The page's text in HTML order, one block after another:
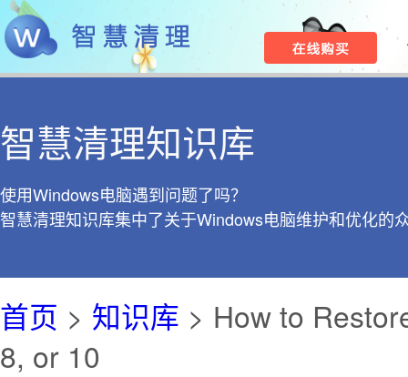
智慧清理知识库
使用Windows电脑遇到问题了吗？
智慧清理知识库集中了关于Windows电脑维护和优化的
首页 > 知识库 > How to
8, or 10